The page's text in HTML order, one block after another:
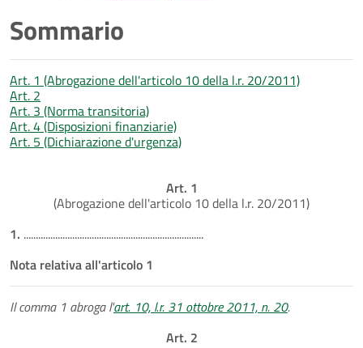
Sommario
Art. 1 (Abrogazione dell'articolo 10 della l.r. 20/2011)
Art. 2
Art. 3 (Norma transitoria)
Art. 4 (Disposizioni finanziarie)
Art. 5 (Dichiarazione d'urgenza)
Art. 1
(Abrogazione dell'articolo 10 della l.r. 20/2011)
1. ..........................................................................
Nota relativa all'articolo 1
Il comma 1 abroga l'art. 10, l.r. 31 ottobre 2011, n. 20.
Art. 2